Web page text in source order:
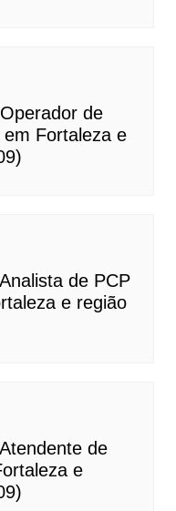
de
Fortaleza e
de PCP
e região
de
e